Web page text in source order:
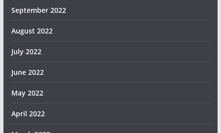
September 2022
August 2022
July 2022
June 2022
May 2022
April 2022